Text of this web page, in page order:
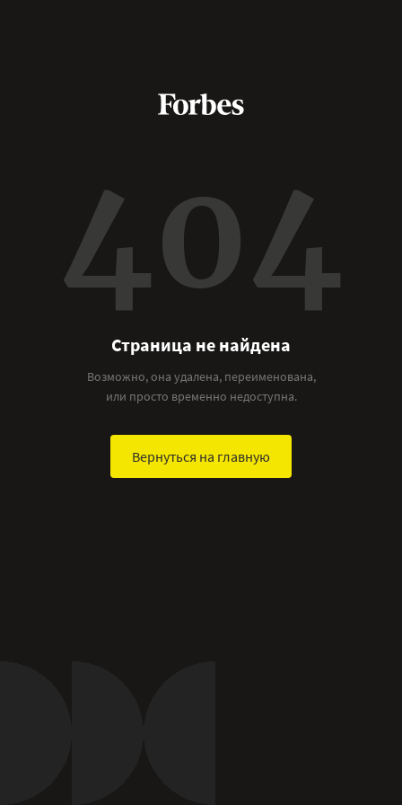
404
Страница не найдена
Возможно, она удалена, переименована,
или просто временно недоступна.
Вернуться на главную